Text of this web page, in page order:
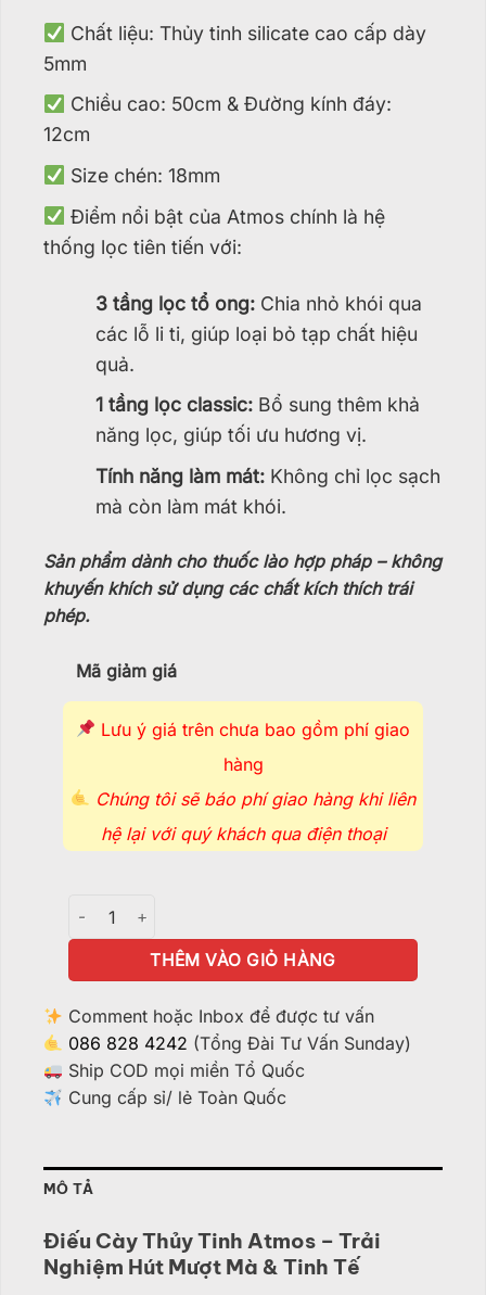
Chất liệu: Thủy tinh silicate cao cấp dày
5mm
Chiều cao: 50cm &Đường kính đáy:
12cm
Size chén: 18mm
Điểm nổi bật của Atmos chính là hệ
thống lọc tiên tiến với:
3 tầng lọc tổ ong: Chia nhỏ khói qua
các lỗ li ti, giúp loại bỏ tạp chất hiệu
quả.
1 tầng lọc classic: Bổ sung thêm khả
năng lọc, giúp tối ưu hương vị.
Tính năng làm mát: Không chỉ lọc sạch
mà còn làm mát khói.
Sản phẩm dành cho thuốc lào hợp pháp – không
khuyến khích sử dụng các chất kích thích trái
phép.
Mã giảm giá
Lưu ý giá trên chưa bao gồm phí giao
hàng
Chúng tôi sẽ báo phí giao hàng khi liên
hệ lại với quý khách qua điện thoại
Điếu Cày Thủy Tinh Atmos - BTT442 số lượng
THÊM VÀO GIỎ HÀNG
Comment hoặc Inbox để được tư vấn
086 828 4242 (Tổng Đài Tư Vấn Sunday)
Ship COD mọi miền Tổ Quốc
Cung cấp sỉ/ lẻ Toàn Quốc
MÔ TẢ
Điếu Cày Thủy Tinh Atmos – Trải
Nghiệm Hút Mượt Mà & Tinh Tế